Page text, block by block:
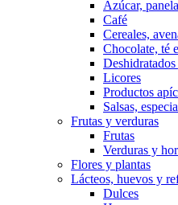
Azúcar,
Café
Cereales,
Chocolate, té
Licores
Productos
Salsas,
Frutas y verduras
Frutas
Verduras y
Flores y plantas
Lácteos, huevos y
Dulces